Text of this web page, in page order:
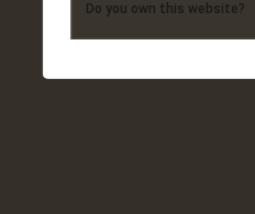
Do you own this website?